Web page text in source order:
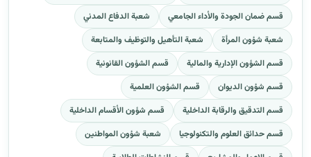
قسم ضمان الجودة والأداء الجامعي
شعبة الدفاع المدني
شعبة شؤون المرأة
شعبة التأهيل والتوظيف والمتابعة
قسم الشؤون الإدارية والمالية
قسم الشؤون القانونية
قسم شؤون الديوان
قسم الشؤون العلمية
قسم التدقيق والرقابة الداخلية
قسم شؤون الأقسام الداخلية
قسم حدائق العلوم والتكنولوجيا
شعبة شؤون المواطنين